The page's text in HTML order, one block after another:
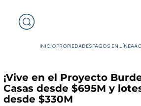
INICIOPROPIEDADESPAGOS EN LÍNEA
¡Vive en el Proyecto
Casas desde $695M y
desde $330M